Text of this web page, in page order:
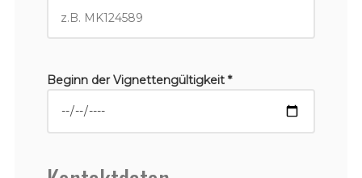
Beginn der Vignettengültigkeit *